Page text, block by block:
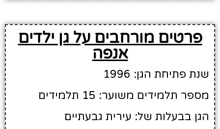
פרטים מורחבים על גן ילדים
אנפה
שנת פתיחת הגן: 1996
מספר תלמידים משוער: 15 תלמידים
הגן בבעלות של: עירית גבעתיים